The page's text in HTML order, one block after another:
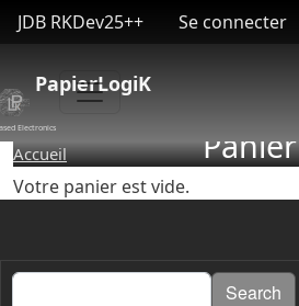
Aller au contenu principal
User account menu
JDB RKDev25++ Se connecter
PapierLogiK
Electronics
Accueil Panier
Votre panier est vide.
Search Search